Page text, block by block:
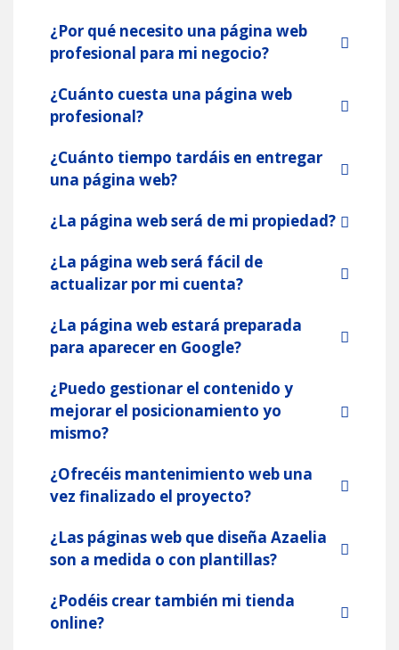
¿Por qué necesito una página web
profesional para mi negocio?
¿Cuánto cuesta una página web
profesional?
¿Cuánto tiempo tardáis en entregar
una página web?
¿La página web será de mi propiedad?
¿La página web será fácil de
actualizar por mi cuenta?
¿La página web estará preparada
para aparecer en Google?
¿Puedo gestionar el contenido y
mejorar el posicionamiento yo
mismo?
¿Ofrecéis mantenimiento web una
vez finalizado el proyecto?
¿Las páginas web que diseña Azaelia
son a medida o con plantillas?
¿Podéis crear también mi tienda
online?